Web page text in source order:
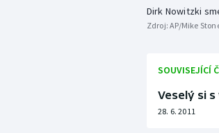
Dirk Nowitzki
Zdroj:AP/Mike
SOUVISEJÍCÍ
Veselý si
28. 6. 2011